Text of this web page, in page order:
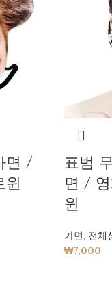
면 /
윈
표범
면 /
윈
가면, 전체
₩7,000